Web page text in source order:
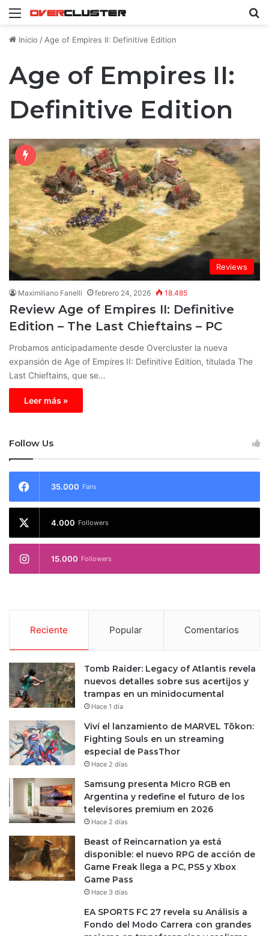
Menú
Inicio / Age of Empires II: Definitive Edition
Age of Empires II:
Definitive Edition
Reviews
Maximiliano Fanelli febrero 24, 2026 18.485
Review Age of Empires II: Definitive
Edition – The Last Chieftains – PC
Probamos anticipadamente desde Overcluster la nueva
expansión de Age of Empires II: Definitive Edition, titulada The
Last Chieftains, que se…
Leer más »
Follow Us
35.000 Fans
4.000 Followers
15.000 Followers
Reciente Popular Comentarios
Tomb Raider: Legacy of Atlantis revela
nuevos detalles sobre sus acertijos y
trampas en un minidocumental
Hace 1 día
Viví el lanzamiento de MARVEL Tōkon:
Fighting Souls en un streaming
especial de PassThor
Hace 2 días
Samsung presenta Micro RGB en
Argentina y redefine el futuro de los
televisores premium en 2026
Hace 2 días
Beast of Reincarnation ya está
disponible: el nuevo RPG de acción de
Game Freak llega a PC, PS5 y Xbox
Game Pass
Hace 3 días
EA SPORTS FC 27 revela su Análisis a
Fondo del Modo Carrera con grandes